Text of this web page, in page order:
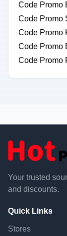
Code Promo
Code Promo
Code Promo
Code Promo
Code Promo
Your trusted
and discounts.
Quick Links
Stores